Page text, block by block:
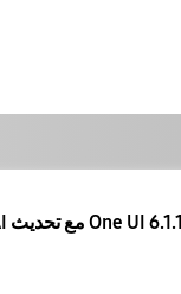
ميزات Galaxy AI مع تحديث One UI 6.1.1